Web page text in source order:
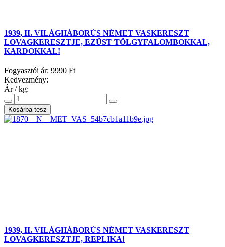
1939, II. VILÁGHÁBORÚS NÉMET VASKERESZT
LOVAGKERESZTJE, EZÜST TÖLGYFALOMBOKKAL,
KARDOKKAL!
Fogyasztói ár: 9990 Ft
Kedvezmény:
Ár / kg:
1939, II. VILÁGHÁBORÚS NÉMET VASKERESZT
LOVAGKERESZTJE, REPLIKA!